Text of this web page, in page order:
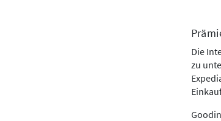
Die
zu